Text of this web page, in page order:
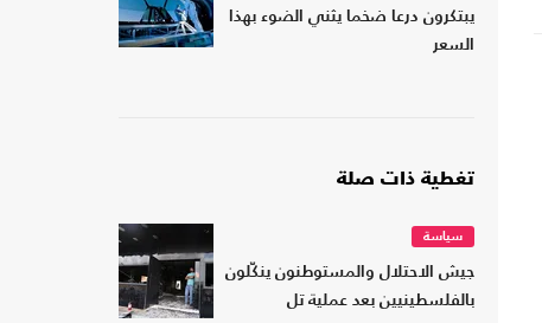
يبتكرون درعا ضخما يثني الضوء بهذا
السعر
تغطية ذات صلة
سياسة
جيش الاحتلال والمستوطنون ينكّلون
بالفلسطينيين بعد عملية تل